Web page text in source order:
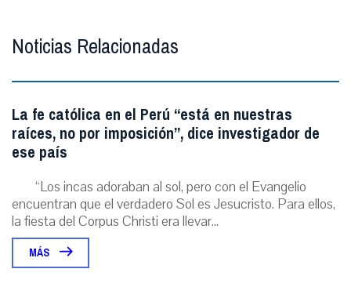
Noticias Relacionadas
La fe católica en el Perú “está en nuestras
raíces, no por imposición”, dice investigador de
ese país
“Los incas adoraban al sol, pero con el Evangelio
encuentran que el verdadero Sol es Jesucristo. Para ellos,
la fiesta del Corpus Christi era llevar...
MÁS